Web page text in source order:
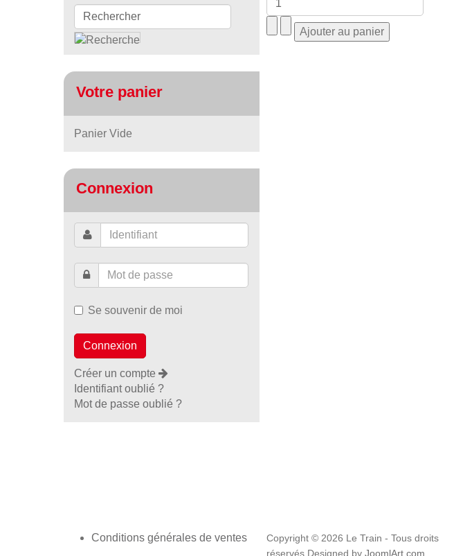
Votre panier
Panier Vide
Connexion
Se souvenir de moi
Créer un compte
Identifiant oublié ?
Mot de passe oublié ?
Conditions générales de ventes
Copyright © 2026 Le Train - Tous droits
réservés Designed by JoomlArt.com